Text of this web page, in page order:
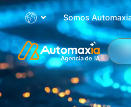
Somos